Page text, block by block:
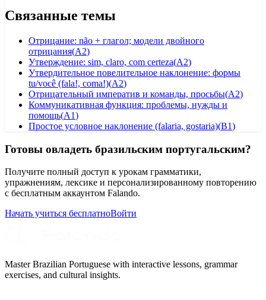
Связанные темы
Отрицание: não + глагол; модели двойного
отрицания(A2)
Утверждение: sim, claro, com certeza(A2)
Утвердительное повелительное наклонение: формы
tu/você (fala!, coma!)(A2)
Отрицательный императив и команды, просьбы(A2)
Коммуникативная функция: проблемы, нужды и
помощь(A1)
Простое условное наклонение (falaria, gostaria)(B1)
Готовы овладеть бразильским португальским?
Получите полный доступ к урокам грамматики,
упражнениям, лексике и персонализированному повторению
с бесплатным аккаунтом Falando.
Начать учиться бесплатноВойти
Master Brazilian Portuguese with interactive lessons, grammar
exercises, and cultural insights.